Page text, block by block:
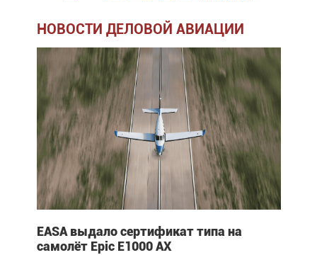
НОВОСТИ ДЕЛОВОЙ АВИАЦИИ
EASA выдало сертификат типа на
самолёт Epic E1000 AX